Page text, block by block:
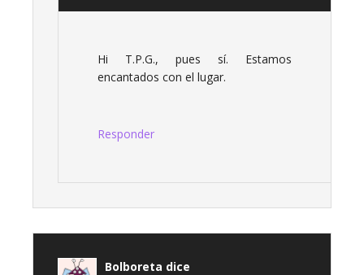
Hi T.P.G., pues sí. Estamos
encantados con el lugar.
Responder
Bolboreta dice